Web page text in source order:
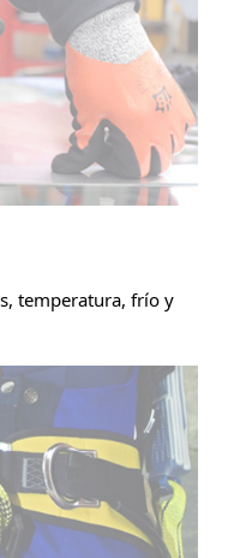
temperatura, frío y